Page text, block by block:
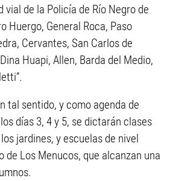
vial de la Policía de Río Negro de
Huergo, General Roca, Paso
Cervantes, San Carlos de
Huapi, Allen, Barda del Medio,
tal sentido, y como agenda de
días 3, 4 y 5, se dictarán clases
jardines, y escuelas de nivel
de Los Menucos, que alcanzan una